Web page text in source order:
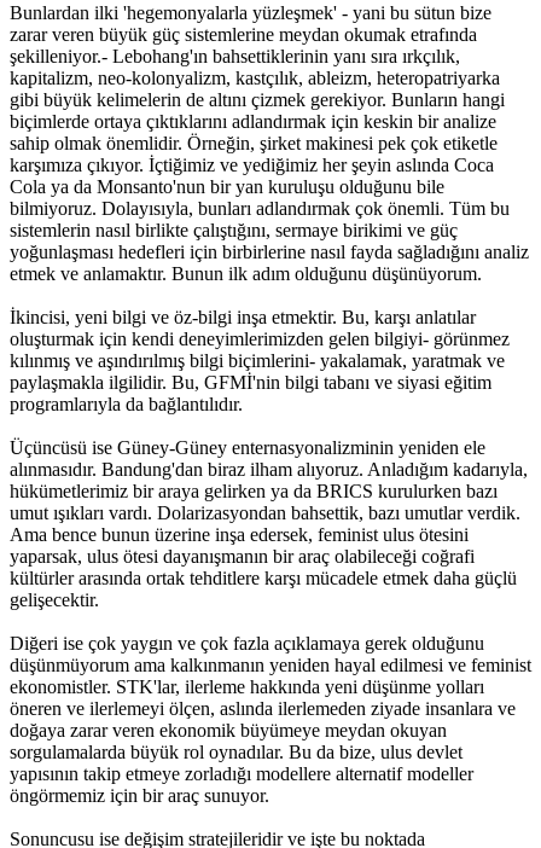
Bunlardan ilki 'hegemonyalarla yüzleşmek' - yani bu sütun bize
zarar veren büyük güç sistemlerine meydan okumak etrafında
şekilleniyor.- Lebohang'ın bahsettiklerinin yanı sıra ırkçılık,
kapitalizm, neo-kolonyalizm, kastçılık, ableizm, heteropatriyarka
gibi büyük kelimelerin de altını çizmek gerekiyor. Bunların hangi
biçimlerde ortaya çıktıklarını adlandırmak için keskin bir analize
sahip olmak önemlidir. Örneğin, şirket makinesi pek çok etiketle
karşımıza çıkıyor. İçtiğimiz ve yediğimiz her şeyin aslında Coca
Cola ya da Monsanto'nun bir yan kuruluşu olduğunu bile
bilmiyoruz. Dolayısıyla, bunları adlandırmak çok önemli. Tüm bu
sistemlerin nasıl birlikte çalıştığını, sermaye birikimi ve güç
yoğunlaşması hedefleri için birbirlerine nasıl fayda sağladığını analiz
etmek ve anlamaktır. Bunun ilk adım olduğunu düşünüyorum.
İkincisi, yeni bilgi ve öz-bilgi inşa etmektir. Bu, karşı anlatılar
oluşturmak için kendi deneyimlerimizden gelen bilgiyi- görünmez
kılınmış ve aşındırılmış bilgi biçimlerini- yakalamak, yaratmak ve
paylaşmakla ilgilidir. Bu, GFMİ'nin bilgi tabanı ve siyasi eğitim
programlarıyla da bağlantılıdır.
Üçüncüsü ise Güney-Güney enternasyonalizminin yeniden ele
alınmasıdır. Bandung'dan biraz ilham alıyoruz. Anladığım kadarıyla,
hükümetlerimiz bir araya gelirken ya da BRICS kurulurken bazı
umut ışıkları vardı. Dolarizasyondan bahsettik, bazı umutlar verdik.
Ama bence bunun üzerine inşa edersek, feminist ulus ötesini
yaparsak, ulus ötesi dayanışmanın bir araç olabileceği coğrafi
kültürler arasında ortak tehditlere karşı mücadele etmek daha güçlü
gelişecektir.
Diğeri ise çok yaygın ve çok fazla açıklamaya gerek olduğunu
düşünmüyorum ama kalkınmanın yeniden hayal edilmesi ve feminist
ekonomistler. STK'lar, ilerleme hakkında yeni düşünme yolları
öneren ve ilerlemeyi ölçen, aslında ilerlemeden ziyade insanlara ve
doğaya zarar veren ekonomik büyümeye meydan okuyan
sorgulamalarda büyük rol oynadılar. Bu da bize, ulus devlet
yapısının takip etmeye zorladığı modellere alternatif modeller
öngörmemiz için bir araç sunuyor.
Sonuncusu ise değişim stratejileridir ve işte bu noktada